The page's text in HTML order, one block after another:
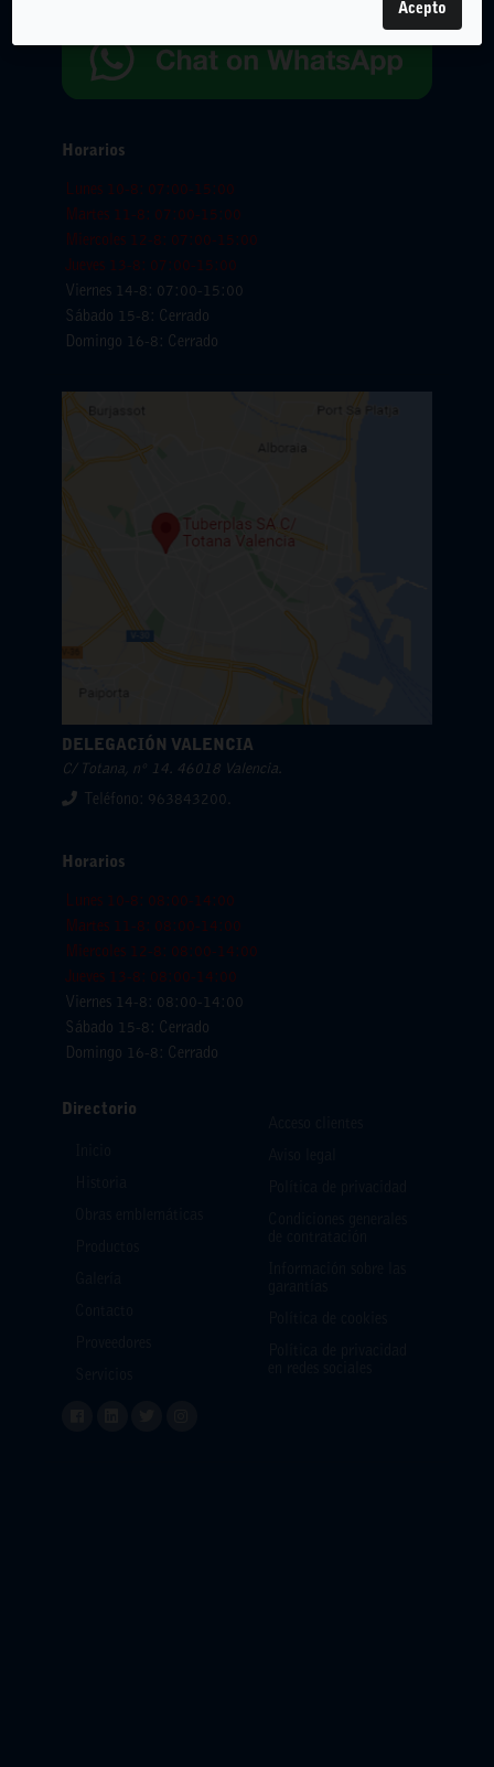
Directorio
Horarios
Lunes 10-8: 07:00-15:00
Martes 11-8: 07:00-15:00
Miercoles 12-8: 07:00-15:00
Jueves 13-8: 07:00-15:00
Viernes 14-8: 07:00-15:00
Sábado 15-8: Cerrado
Domingo 16-8: Cerrado
DELEGACIÓN VALENCIA
C/ Totana, nº 14. 46018 Valencia.
Teléfono: 963843200.
Horarios
Lunes 10-8: 08:00-14:00
Martes 11-8: 08:00-14:00
Miercoles 12-8: 08:00-14:00
Jueves 13-8: 08:00-14:00
Viernes 14-8: 08:00-14:00
Sábado 15-8: Cerrado
Domingo 16-8: Cerrado
Acepto